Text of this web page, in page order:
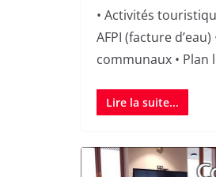
• Activités
AFPI (facture
communaux • Plan
Lire la suite...